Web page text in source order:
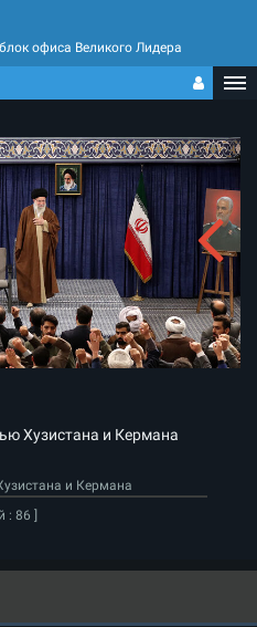
офиса Великого Лидера
Хузистана и Кермана
и Кермана
86 ]